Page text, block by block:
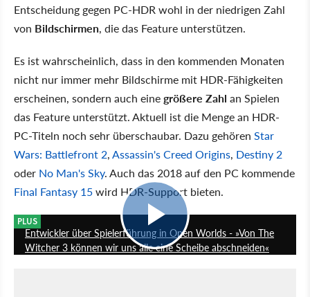
Entscheidung gegen PC-HDR wohl in der niedrigen Zahl
von Bildschirmen, die das Feature unterstützen.
Es ist wahrscheinlich, dass in den kommenden Monaten
nicht nur immer mehr Bildschirme mit HDR-Fähigkeiten
erscheinen, sondern auch einegrößere Zahl an Spielen
das Feature unterstützt. Aktuell ist die Menge an HDR-
PC-Titeln noch sehr überschaubar. Dazu gehören Star
Wars: Battlefront 2,Assassin's Creed Origins, Destiny 2
oder No Man's Sky. Auch das 2018 auf den PC kommende
Final Fantasy 15wird HDR-Support bieten.
PLUS
Entwickler über Spielerführung in Open Worlds - »Von The
Witcher 3 können wir uns alle eine Scheibe abschneiden«